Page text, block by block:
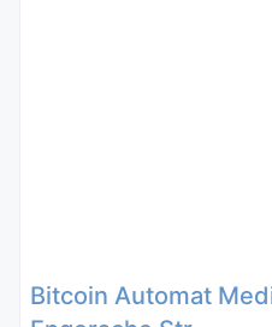
Bitcoin Automat